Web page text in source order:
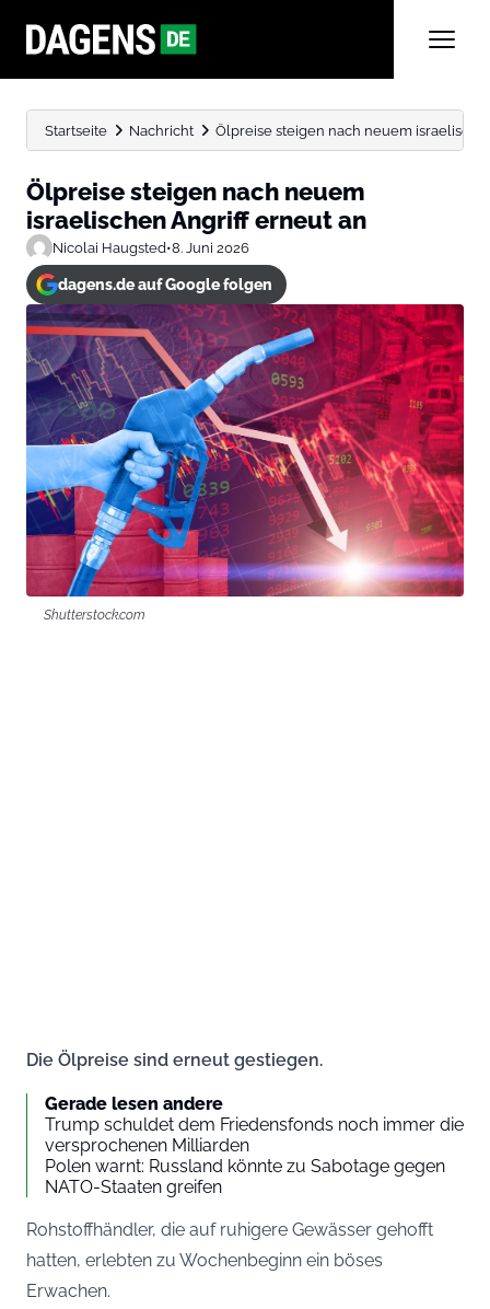
Startseite Nachricht Ölpreise steigen nach neuem
Ölpreise steigen nach neuem
israelischen Angriff erneut an
Nicolai Haugsted•8. Juni 2026
dagens.de auf Google folgen
Shutterstock.com
Die Ölpreise sind erneut gestiegen.
Gerade lesen andere
Trump schuldet dem Friedensfonds noch immer die
versprochenen Milliarden
Polen warnt: Russland könnte zu Sabotage gegen
NATO-Staaten greifen
Rohstoffhändler, die auf ruhigere Gewässer gehofft
hatten, erlebten zu Wochenbeginn ein böses
Erwachen.